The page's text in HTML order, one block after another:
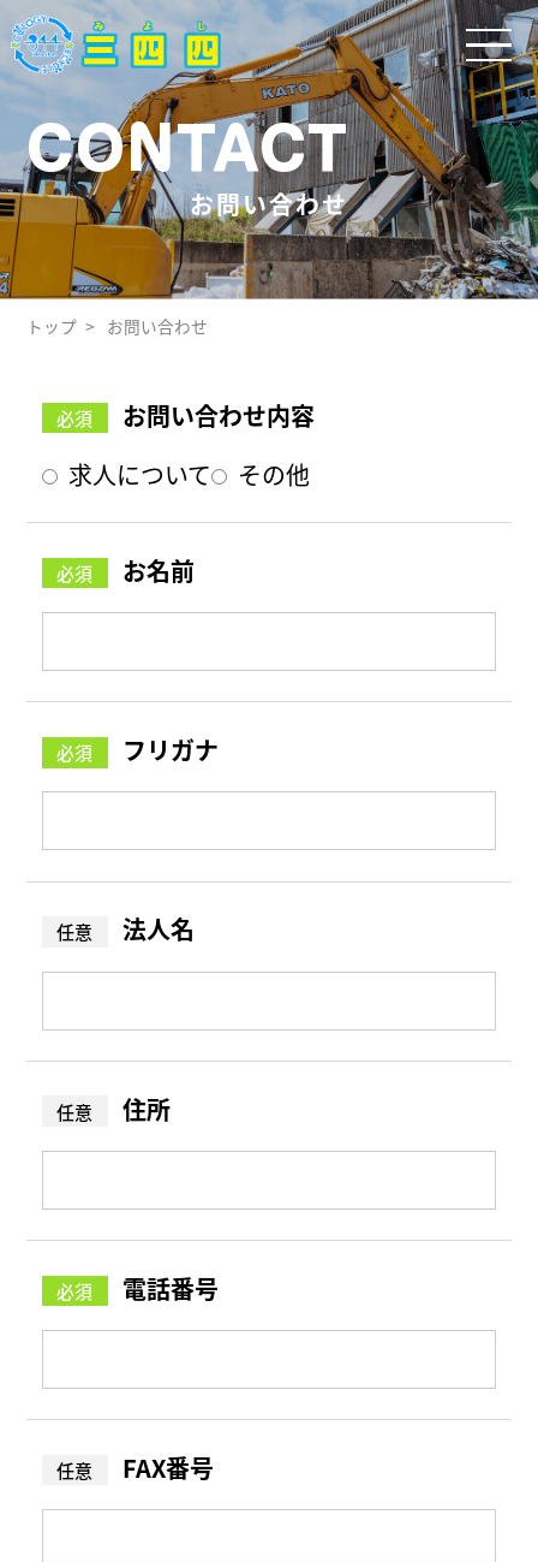
CONTACT
お問い合わせ
トップ お問い合わせ
お問い合わせ内容
求人について
その他
お名前
フリガナ
法人名
住所
電話番号
FAX番号